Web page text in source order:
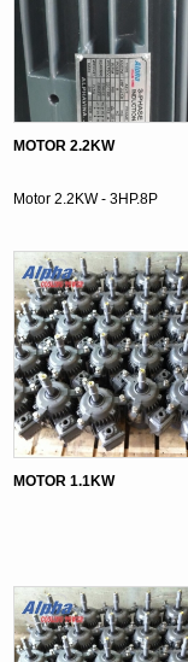
MOTOR 2.2KW
Motor 2.2KW - 3HP.8P
MOTOR 1.1KW